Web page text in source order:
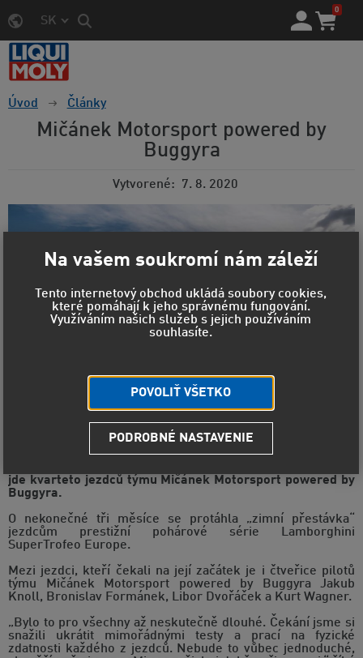
SK
0
Úvod Články
Mičánek Motorsport powered by
Buggyra
Vytvorené 7. 8. 2020
jde kvarteto jezdců týmu Mičánek Motorsport powered by
Buggyra.
O nekonečné tři měsíce se protáhla „zimní přestávka“
jezdcům prestižní pohárové série Lamborghini
SuperTrofeo Europe.
Mezi jezdci, kteří čekali na její začátek je i čtveřice pilotů
týmu Mičánek Motorsport powered by Buggyra Jakub
Knoll, Bronislav Formánek, Libor Dvořáček a Kurt Wagner.
„Bylo to pro všechny až neskutečně dlouhé. Čekání jsme si
snažili ukrátit mimořádnými testy a prací na fyzické
zdatnosti každého z jezdců. Nebude to vůbec jednoduché,
Na vašem soukromí nám záleží
Tento internetový obchod ukládá soubory cookies,
které pomáhají k jeho správnému fungování.
Využíváním našich služeb s jejich používáním
souhlasíte.
POVOLIŤ VŠETKO
PODROBNÉ NASTAVENIE